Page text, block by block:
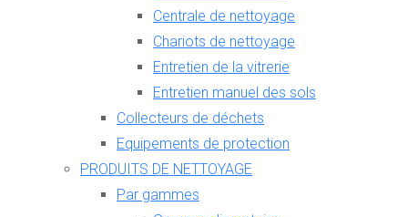
Centrale de nettoyage
Chariots de nettoyage
Entretien de la vitrerie
Entretien manuel des sols
Collecteurs de déchets
Equipements de protection
PRODUITS DE NETTOYAGE
Par gammes